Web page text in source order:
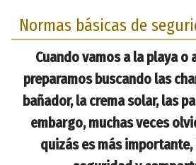
Normas básicas de
Cuando vamos a la playa o
preparamos buscando las
bañador, la crema solar, las
embargo, muchas veces
quizás es más